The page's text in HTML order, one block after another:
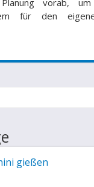
vorab,
für den
gießen